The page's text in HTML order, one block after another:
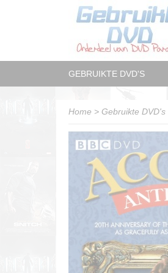
GEBRUIKTE DVD'S
Home > Gebruikte DVD's